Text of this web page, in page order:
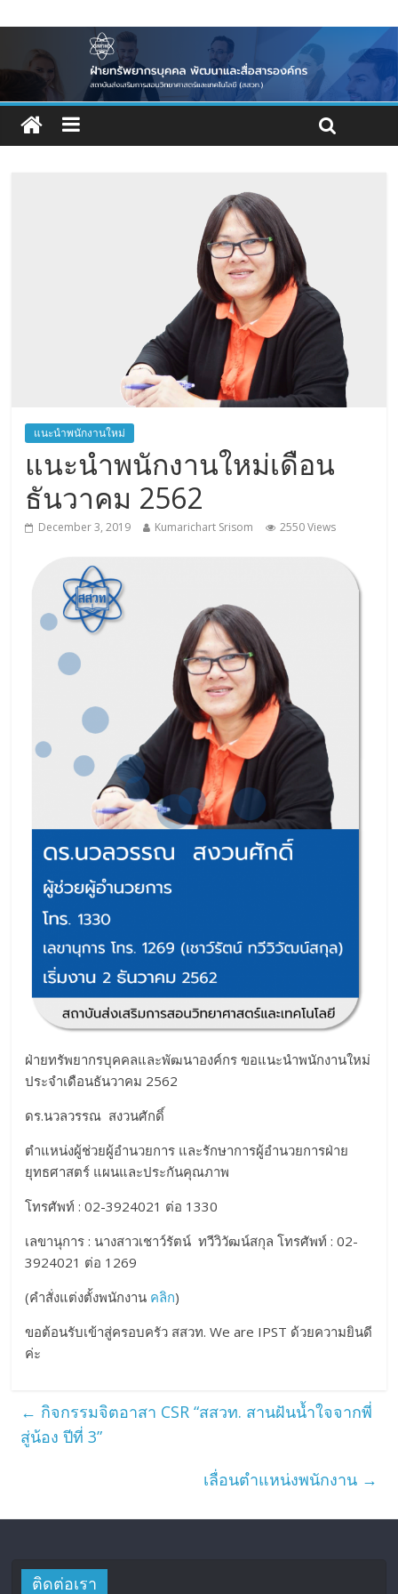
แนะนำพนักงานใหม่
แนะนำพนักงานใหม่เดือน
ธันวาคม 2562
December 3, 2019 Kumarichart Srisom 2550 Views
ฝ่ายทรัพยากรบุคคลและพัฒนาองค์กร ขอแนะนำพนักงานใหม่
ประจำเดือนธันวาคม 2562
ดร.นวลวรรณ สงวนศักดิ์
ตำแหน่งผู้ช่วยผู้อำนวยการ และรักษาการผู้อำนวยการฝ่าย
ยุทธศาสตร์ แผนและประกันคุณภาพ
โทรศัพท์ :02-3924021 ต่อ 1330
เลขานุการ : นางสาวเชาว์รัตน์ ทวีวิวัฒน์สกุล โทรศัพท์ :02-
3924021 ต่อ 1269
(คำสั่งแต่งตั้งพนักงาน คลิก)
ขอต้อนรับเข้าสู่ครอบครัว สสวท. We are IPST ด้วยความยินดี
ค่ะ
← กิจกรรมจิตอาสา CSR “สสวท. สานฝันน้ำใจจากพี่
สู่น้อง ปีที่ 3”
เลื่อนตำแหน่งพนักงาน →
ติดต่อเรา